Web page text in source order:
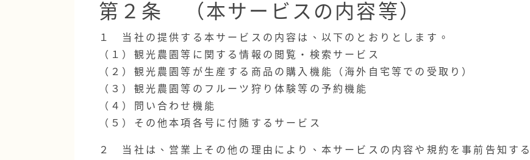
第２条 （本サービスの内容等）
１ 当社の提供する本サービスの内容は、以下のとおりとします。
（１）観光農園等に関する情報の閲覧・検索サービス
（２）観光農園等が生産する商品の購入機能（海外自宅等での受取り）
（３）観光農園等のフルーツ狩り体験等の予約機能
（４）問い合わせ機能
（５）その他本項各号に付随するサービス
２ 当社は、営業上その他の理由により、本サービスの内容や規約を事前告知する